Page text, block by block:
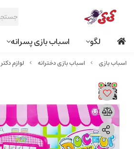
لگو اسباب بازی پسرانه
اسباب بازی دخترانه لوازم